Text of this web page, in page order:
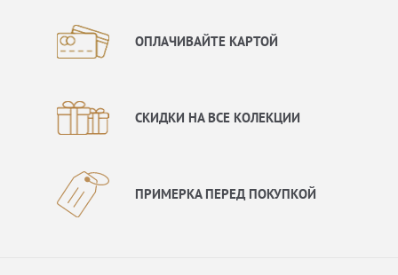
ОПЛАЧИВАЙТЕ КАРТОЙ
СКИДКИ НА ВСЕ КОЛЕКЦИИ
ПРИМЕРКА ПЕРЕД ПОКУПКОЙ